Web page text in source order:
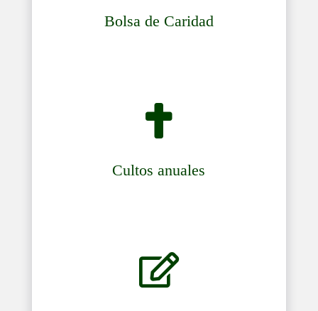
Bolsa de Caridad

Cultos anuales
